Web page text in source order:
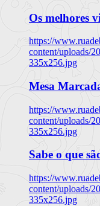
Os melhores
https://
content/uploads/
335x256.jpg
Mesa
https://
content/uploads/
335x256.jpg
Sabe o que
https://
content/uploads/
335x256.jpg